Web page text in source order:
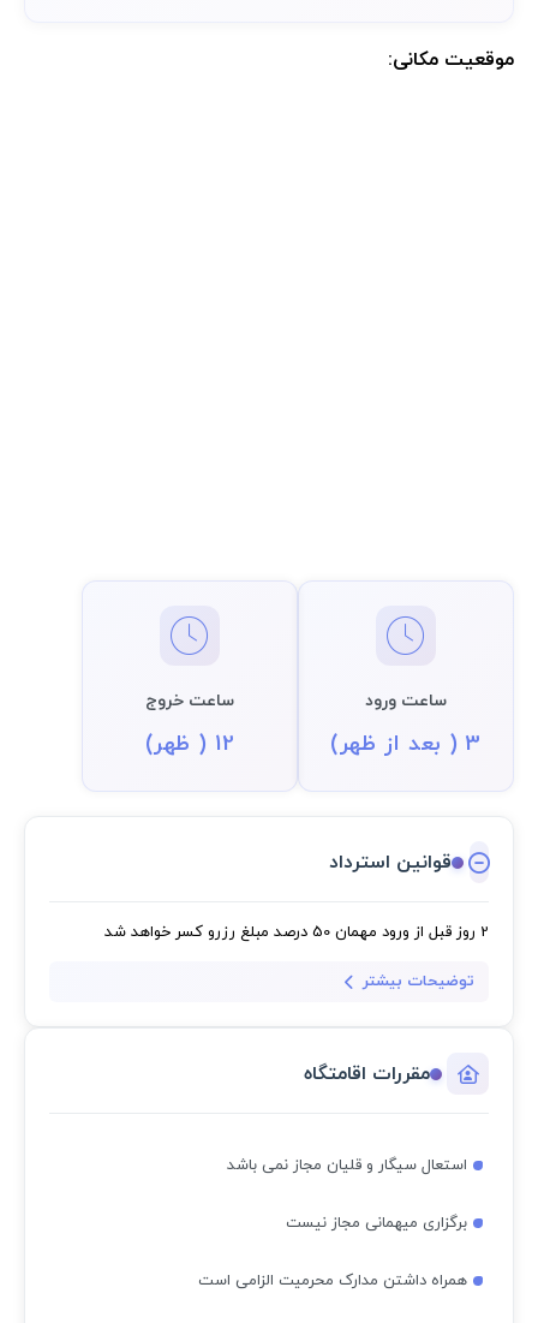
موقعیت مکانی:
ساعت ورود
3 ( بعد از ظهر)
ساعت خروج
12 ( ظهر)
قوانین استرداد
2 روز قبل از ورود مهمان 50 درصد مبلغ رزرو کسر خواهد شد
توضیحات بیشتر
مقررات اقامتگاه
استعال سیگار و قلیان مجاز نمی باشد
برگزاری میهمانی مجاز نیست
همراه داشتن مدارک محرمیت الزامی است